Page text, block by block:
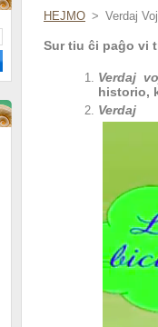
HEJMO > Verdaj
Sur tiu ĉi paĝo vi
Verdaj
historio,